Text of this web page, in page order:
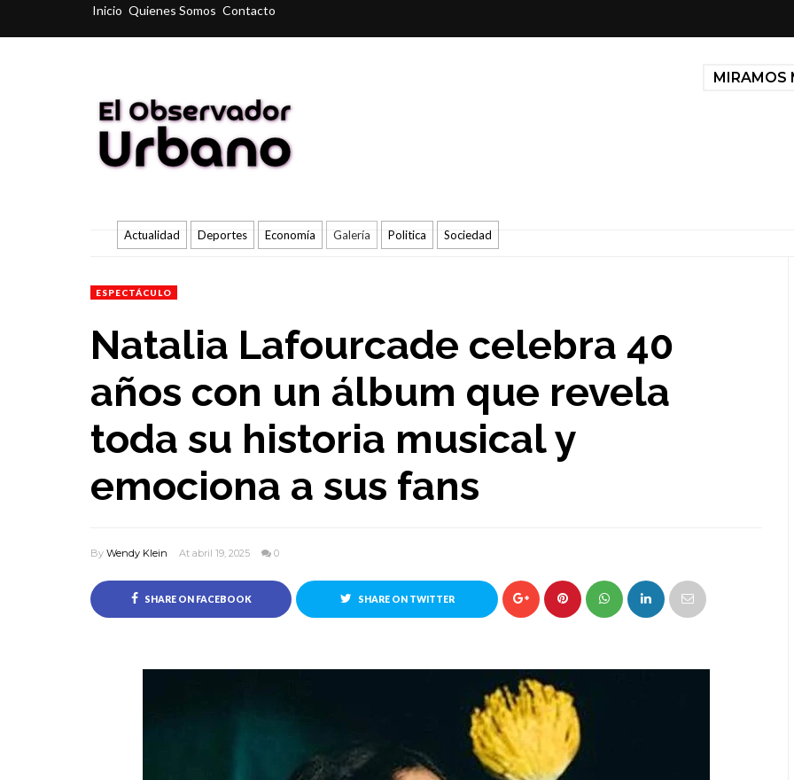
Inicio Quienes Somos Contacto
MIRAMOS
Actualidad Deportes Economía Galería Politica Sociedad
ESPECTÁCULO
Natalia Lafourcade celebra 40
años con un álbum que revela
toda su historia musical y
emociona a sus fans
By Wendy Klein At abril 19, 2025 0
SHARE ON FACEBOOK SHARE ON TWITTER